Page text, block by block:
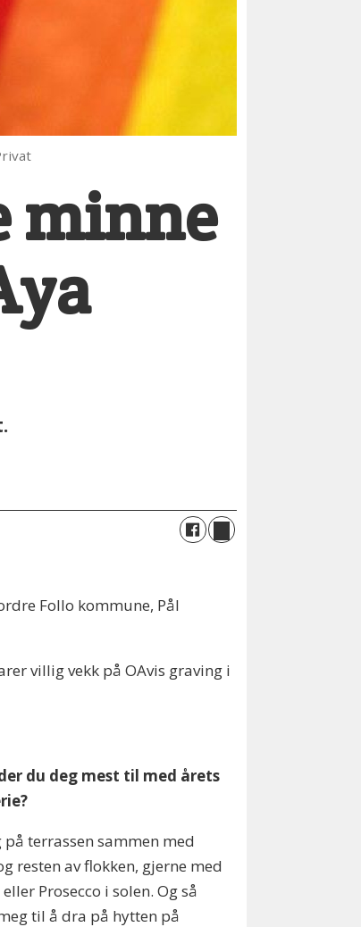
minne
Follo kommune, Pål
villig vekk på OAvis graving i
du deg mest til med årets
på terrassen sammen med
resten av flokken, gjerne med
Prosecco i solen. Og så
til å dra på hytten på